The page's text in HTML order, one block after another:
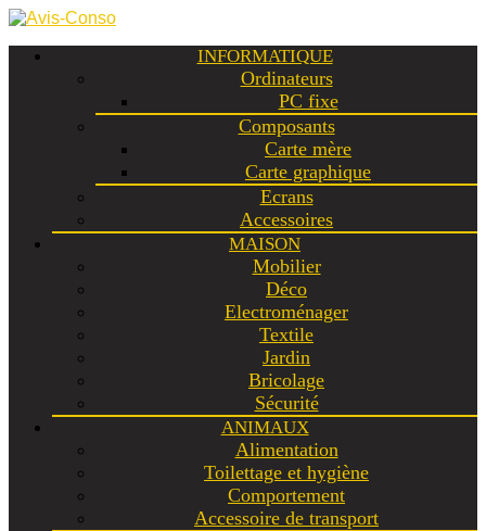
INFORMATIQUE
Ordinateurs
PC fixe
Composants
Carte mère
Carte graphique
Ecrans
Accessoires
MAISON
Mobilier
Déco
Electroménager
Textile
Jardin
Bricolage
Sécurité
ANIMAUX
Alimentation
Toilettage et hygiène
Comportement
Accessoire de transport